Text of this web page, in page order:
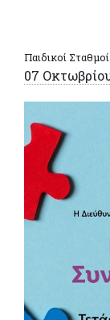
Παιδικοί Σταθμοί
07